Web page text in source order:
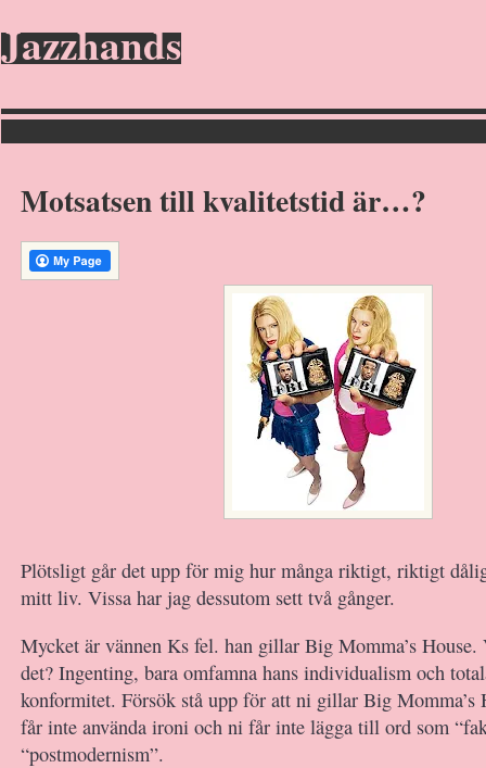
Jazzhands
Motsatsen till kvalitetstid är…?
Plötsligt går det upp för mig hur många riktigt, riktigt
mitt liv. Vissa har jag dessutom sett två gånger.
Mycket är vännen Ks fel. han gillar Big Momma’s House.
det? Ingenting, bara omfamna hans individualism och
konformitet. Försök stå upp för att ni gillar Big Momma’s
får inte använda ironi och ni får inte lägga till ord som
“postmodernism”.